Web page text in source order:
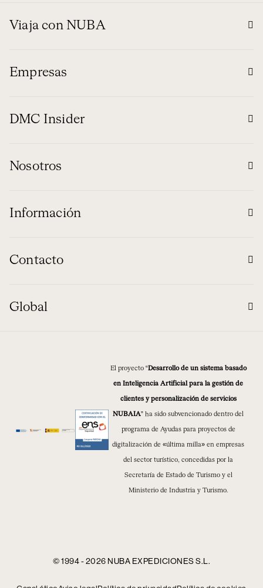
Viaja con NUBA
Empresas
DMC Insider
Nosotros
Información
Contacto
Global
El proyecto “Desarrollo de un sistema basado
en Inteligencia Artificial para la gestión de
clientes y personalización de servicios
NUBAIA” ha sido subvencionado dentro del
programa de Ayudas para proyectos de
digitalización de «última milla» en empresas
del sector turístico, concedidas por la
Secretaría de Estado de Turismo y el
Ministerio de Industria y Turismo.
© 1994 - 2026 NUBA EXPEDICIONES S.L.